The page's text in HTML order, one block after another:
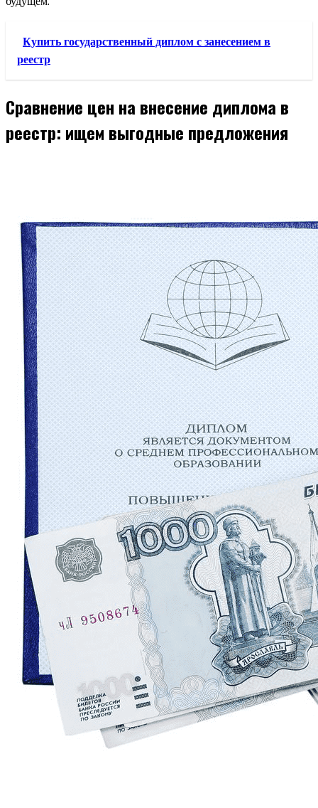
Купить государственный диплом с занесением в
реестр
Сравнение цен на внесение диплома в
реестр: ищем выгодные предложения